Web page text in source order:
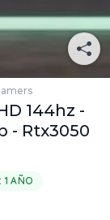
144hz -
- Rtx3050
1 AÑO